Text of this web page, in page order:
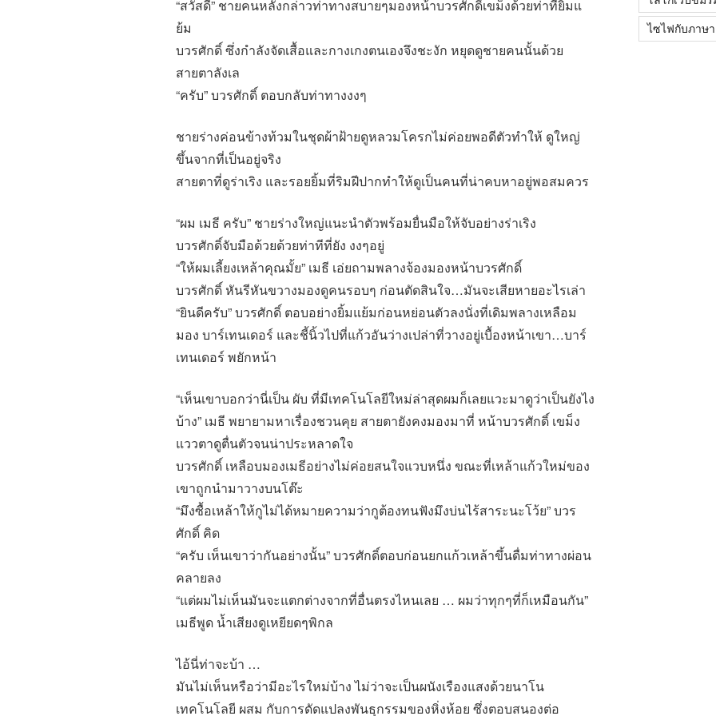
“สวัสดี” ชายคนหลังกล่าวท่าทางสบายๆมองหน้าบวรศักดิ์เขม็งด้วยท่าทียิ้มแ
ย้ม
บวรศักดิ์ ซึ่งกำลังจัดเสื้อและกางเกงตนเองจึงชะงัก หยุดดูชายคนนั้นด้วย
สายตาลังเล
“ครับ” บวรศักดิ์ ตอบกลับท่าทางงงๆ
ชายร่างค่อนข้างท้วมในชุดผ้าฝ้ายดูหลวมโครกไม่ค่อยพอดีตัวทำให้ ดูใหญ่
ขึ้นจากที่เป็นอยู่จริง
สายตาที่ดูร่าเริง และรอยยิ้มที่ริมฝีปากทำให้ดูเป็นคนที่น่าคบหาอยู่พอสมควร
“ผม เมธี ครับ” ชายร่างใหญ่แนะนำตัวพร้อมยื่นมือให้จับอย่างร่าเริง
บวรศักดิ์จับมือด้วยด้วยท่าทีที่ยัง งงๆอยู่
“ให้ผมเลี้ยงเหล้าคุณมั้ย” เมธี เอ่ยถามพลางจ้องมองหน้าบวรศักดิ์
บวรศักดิ์ หันรีหันขวางมองดูคนรอบๆ ก่อนตัดสินใจ…มันจะเสียหายอะไรเล่า
“ยินดีครับ” บวรศักดิ์ ตอบอย่างยิ้มแย้มก่อนหย่อนตัวลงนั่งที่เดิมพลางเหลือม
มอง บาร์เทนเดอร์ และชี้นิ้วไปที่แก้วอันว่างเปล่าที่วางอยู่เบื้องหน้าเขา…บาร์
เทนเดอร์ พยักหน้า
“เห็นเขาบอกว่านี่เป็น ผับ ที่มีเทคโนโลยีใหม่ล่าสุดผมก็เลยแวะมาดูว่าเป็นยังไง
บ้าง” เมธี พยายามหาเรื่องชวนคุย สายตายังคงมองมาที่ หน้าบวรศักดิ์ เขม็ง
แววตาดูตื่นตัวจนน่าประหลาดใจ
บวรศักดิ์ เหลือบมองเมธีอย่างไม่ค่อยสนใจแวบหนึ่ง ขณะที่เหล้าแก้วใหม่ของ
เขาถูกนำมาวางบนโต๊ะ
“มึงซื้อเหล้าให้กูไม่ได้หมายความว่ากูต้องทนฟังมึงบ่นไร้สาระนะโว้ย” บวร
ศักดิ์ คิด
“ครับ เห็นเขาว่ากันอย่างนั้น” บวรศักดิ์ตอบก่อนยกแก้วเหล้าขึ้นดื่มท่าทางผ่อน
คลายลง
“แต่ผมไม่เห็นมันจะแตกต่างจากที่อื่นตรงไหนเลย … ผมว่าทุกๆที่ก็เหมือนกัน”
เมธีพูด น้ำเสียงดูเหยียดๆพิกล
ไอ้นี่ท่าจะบ้า …
มันไม่เห็นหรือว่ามีอะไรใหม่บ้าง ไม่ว่าจะเป็นผนังเรืองแสงด้วยนาโน
เทคโนโลยี ผสม กับการดัดแปลงพันธุกรรมของหิ่งห้อย ซึ่งตอบสนองต่อ
ไซไฟกับภาษา